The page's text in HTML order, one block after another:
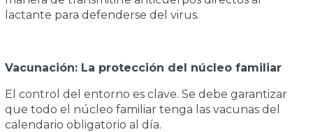
lactante para defenderse del virus.
Vacunación: La protección del núcleo familiar
El control del entorno es clave. Se debe garantizar
que todo el núcleo familiar tenga las vacunas del
calendario obligatorio al día.